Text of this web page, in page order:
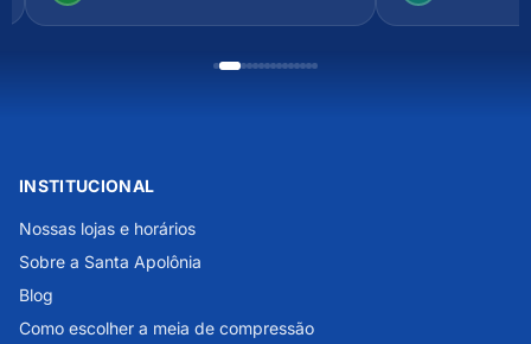
INSTITUCIONAL
Nossas lojas e horários
Sobre a Santa Apolônia
Blog
Como escolher a meia de compressão